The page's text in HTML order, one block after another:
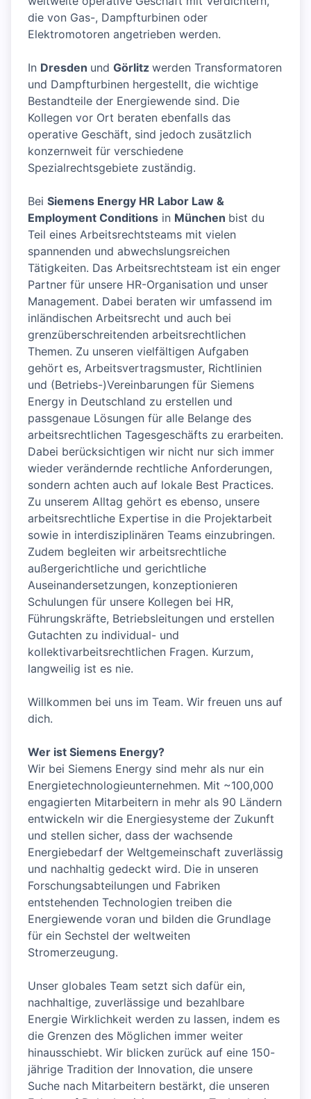
die von Gas-, Dampfturbinen oder
Elektromotoren angetrieben werden.
In Dresden und Görlitz werden Transformatoren
und Dampfturbinen hergestellt, die wichtige
Bestandteile der Energiewende sind. Die
Kollegen vor Ort beraten ebenfalls das
operative Geschäft, sind jedoch zusätzlich
konzernweit für verschiedene
Spezialrechtsgebiete zuständig.
Bei Siemens Energy HR Labor Law &
Employment Conditions in München bist du
Teil eines Arbeitsrechtsteams mit vielen
spannenden und abwechslungsreichen
Tätigkeiten. Das Arbeitsrechtsteam ist ein enger
Partner für unsere HR-Organisation und unser
Management. Dabei beraten wir umfassend im
inländischen Arbeitsrecht und auch bei
grenzüberschreitenden arbeitsrechtlichen
Themen. Zu unseren vielfältigen Aufgaben
gehört es, Arbeitsvertragsmuster, Richtlinien
und (Betriebs-)Vereinbarungen für Siemens
Energy in Deutschland zu erstellen und
passgenaue Lösungen für alle Belange des
arbeitsrechtlichen Tagesgeschäfts zu erarbeiten.
Dabei berücksichtigen wir nicht nur sich immer
wieder verändernde rechtliche Anforderungen,
sondern achten auch auf lokale Best Practices.
Zu unserem Alltag gehört es ebenso, unsere
arbeitsrechtliche Expertise in die Projektarbeit
sowie in interdisziplinären Teams einzubringen.
Zudem begleiten wir arbeitsrechtliche
außergerichtliche und gerichtliche
Auseinandersetzungen, konzeptionieren
Schulungen für unsere Kollegen bei HR,
Führungskräfte, Betriebsleitungen und erstellen
Gutachten zu individual- und
kollektivarbeitsrechtlichen Fragen. Kurzum,
langweilig ist es nie.
Willkommen bei uns im Team. Wir freuen uns auf
dich.
Wer ist Siemens Energy?
Wir bei Siemens Energy sind mehr als nur ein
Energietechnologieunternehmen. Mit ~100,000
engagierten Mitarbeitern in mehr als 90 Ländern
entwickeln wir die Energiesysteme der Zukunft
und stellen sicher, dass der wachsende
Energiebedarf der Weltgemeinschaft zuverlässig
und nachhaltig gedeckt wird. Die in unseren
Forschungsabteilungen und Fabriken
entstehenden Technologien treiben die
Energiewende voran und bilden die Grundlage
für ein Sechstel der weltweiten
Stromerzeugung.
Unser globales Team setzt sich dafür ein,
nachhaltige, zuverlässige und bezahlbare
Energie Wirklichkeit werden zu lassen, indem es
die Grenzen des Möglichen immer weiter
hinausschiebt. Wir blicken zurück auf eine 150-
jährige Tradition der Innovation, die unsere
Suche nach Mitarbeitern bestärkt, die unseren